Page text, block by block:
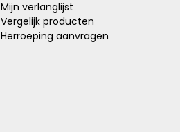
Mijn verlanglijst
Vergelijk producten
Herroeping aanvragen